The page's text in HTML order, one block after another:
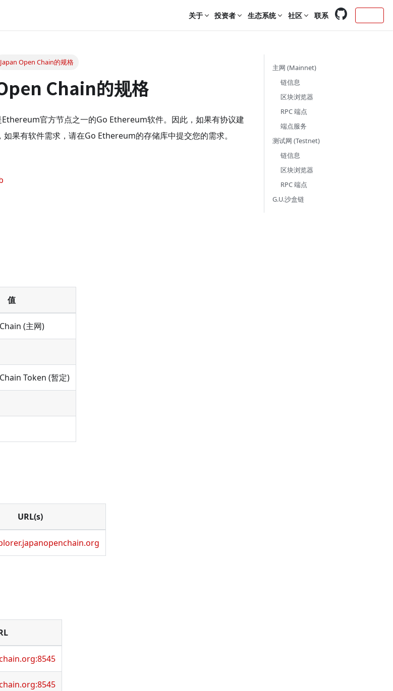
关于 投资者 生态系统 社区 联系
Japan Open Chain的规格
Chain的规格
官方节点之一的Go Ethereum软件。因此，如果有协议建
果有软件需求，请在Go Ethereum的存储库中提交您的需求。
值
(主网)
Token (暂定)
URL(s)
主网 (Mainnet)
链信息
区块浏览器
RPC 端点
端点服务
测试网 (Testnet)
链信息
区块浏览器
RPC 端点
G.U.沙盒链